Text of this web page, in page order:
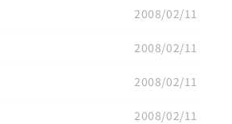
2008/02/11
2008/02/11
2008/02/11
2008/02/11